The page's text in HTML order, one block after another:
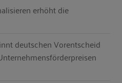
erhöht die
deutschen Vorentscheid